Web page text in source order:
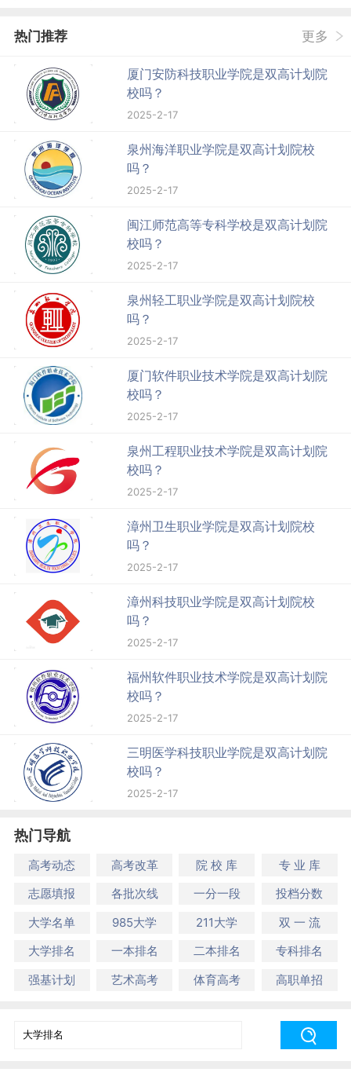
热门推荐 更多
厦门安防科技职业学院是双高计划院
校吗？
2025-2-17
泉州海洋职业学院是双高计划院校
吗？
2025-2-17
闽江师范高等专科学校是双高计划院
校吗？
2025-2-17
泉州轻工职业学院是双高计划院校
吗？
2025-2-17
厦门软件职业技术学院是双高计划院
校吗？
2025-2-17
泉州工程职业技术学院是双高计划院
校吗？
2025-2-17
漳州卫生职业学院是双高计划院校
吗？
2025-2-17
漳州科技职业学院是双高计划院校
吗？
2025-2-17
福州软件职业技术学院是双高计划院
校吗？
2025-2-17
三明医学科技职业学院是双高计划院
校吗？
2025-2-17
热门导航
高考动态 高考改革 院 校 库
专 业 库
志愿填报
各批次线 一分一段
投档分数
大学名单
985大学 211大学
双 一 流
大学排名
一本排名 二本排名
专科排名
强基计划
艺术高考 体育高考 高职单招